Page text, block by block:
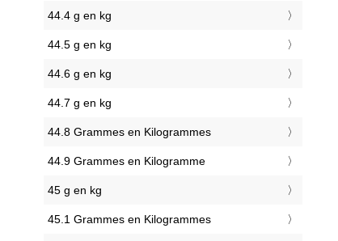
44.4 g en kg
44.5 g en kg
44.6 g en kg
44.7 g en kg
44.8 Grammes en Kilogrammes
44.9 Grammes en Kilogramme
45 g en kg
45.1 Grammes en Kilogrammes